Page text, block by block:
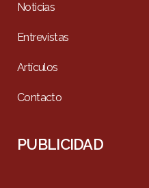
Noticias
Entrevistas
Artículos
Contacto
PUBLICIDAD